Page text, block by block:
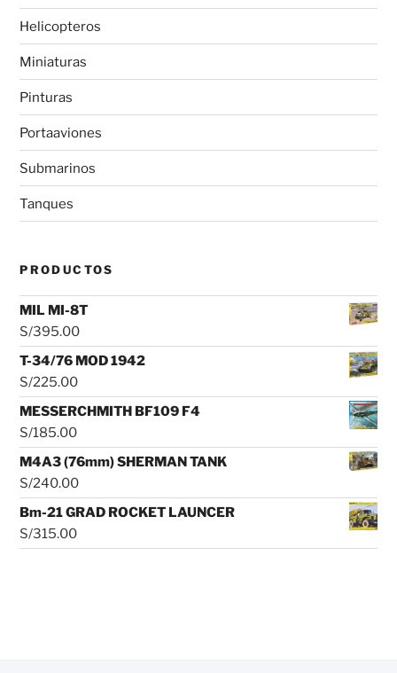
Helicopteros
Miniaturas
Pinturas
Portaaviones
Submarinos
Tanques
PRODUCTOS
MIL MI-8T
S/395.00
T-34/76 MOD 1942
S/225.00
MESSERCHMITH BF109 F4
S/185.00
M4A3 (76mm) SHERMAN TANK
S/240.00
Bm-21 GRAD ROCKET LAUNCER
S/315.00